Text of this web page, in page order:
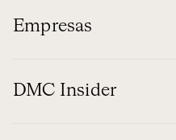
Empresas
DMC Insider